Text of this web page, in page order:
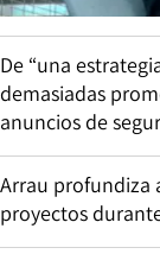
De “una
demasiadas
anuncios de
Arrau profundiza
proyectos